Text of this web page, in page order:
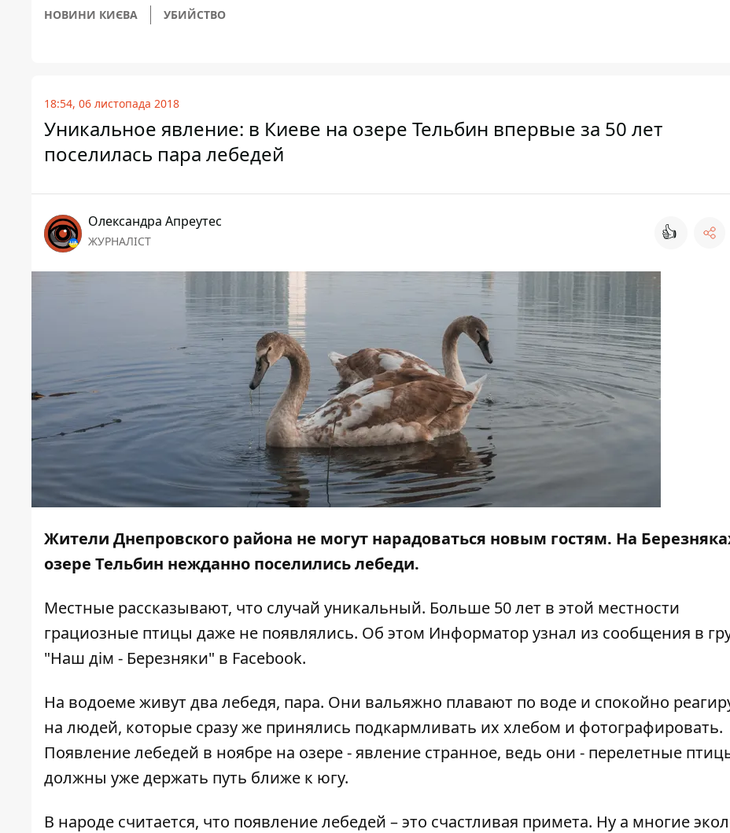
НОВИНИ КИЄВА УБИЙСТВО
18:54, 06 листопада 2018
Уникальное явление: в Киеве на озере Тельбин впервые за 50 лет
поселилась пара лебедей
Олександра Апреутес
ЖУРНАЛІСТ 👍
Жители Днепровского района не могут нарадоваться новым гостям. На
озере Тельбин нежданно поселились лебеди.
Местные рассказывают, что случай уникальный. Больше 50 лет в этой местности
грациозные птицы даже не появлялись. Об этом Информаторузнал из сообщения в
"Наш дім - Березняки" в Facebook.
На водоеме живут два лебедя, пара. Они вальяжно плавают по воде и спокойно
на людей, которые сразу же принялись подкармливать их хлебом и фотографировать.
Появление лебедей в ноябре на озере - явление странное, ведь они - перелетные
должны уже держать путь ближе к югу.
В народе считается, что появление лебедей – это счастливая примета. Ну а многие